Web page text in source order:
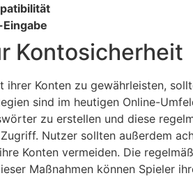
Kontosicherheit
ihrer Konten zu gewährleisten,
sind im heutigen Online-
zu erstellen und diese
Nutzer sollten außerdem
Konten vermeiden. Die
Maßnahmen können Spieler